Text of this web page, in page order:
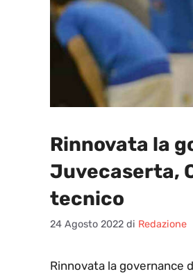
Rinnovata la
Juvecaserta,
tecnico
24 Agosto 2022 di Redazione
Rinnovata la governance